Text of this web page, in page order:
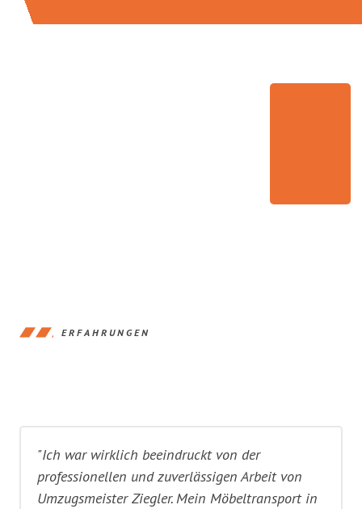
ERFAHRUNGEN
"Ich war wirklich beeindruckt von der
professionellen und zuverlässigen Arbeit von
Umzugsmeister Ziegler. Mein Möbeltransport in